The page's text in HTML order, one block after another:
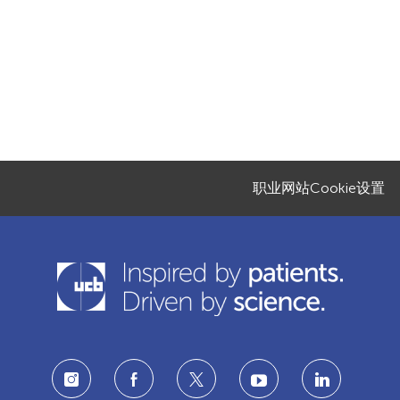
职业网站Cookie设置